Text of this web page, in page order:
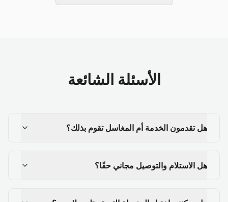
الأسئلة الشائعة
هل تقدمون الخدمة أم المغاسل تقوم بذلك؟
هل الاستلام والتوصيل مجاني حقًا؟